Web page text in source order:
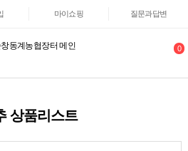
마이쇼핑 질문과답변
0
상품리스트